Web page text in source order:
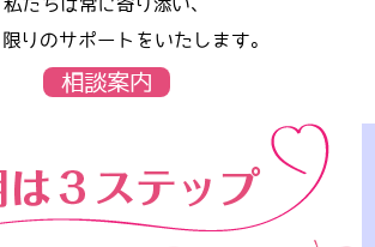
私たちは常に寄り添い、
りのサポートをいたします。
相談案内